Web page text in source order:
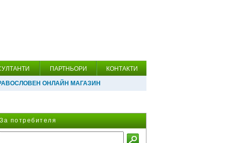
ПАРТНЬОРИ КОНТАКТИ
ОНЛАЙН МАГАЗИН
За потребителя